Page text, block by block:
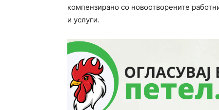
компензирано со новоотворените
и услуги.